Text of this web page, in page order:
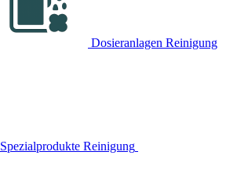
Dosieranlagen Reinigung
Spezialprodukte Reinigung